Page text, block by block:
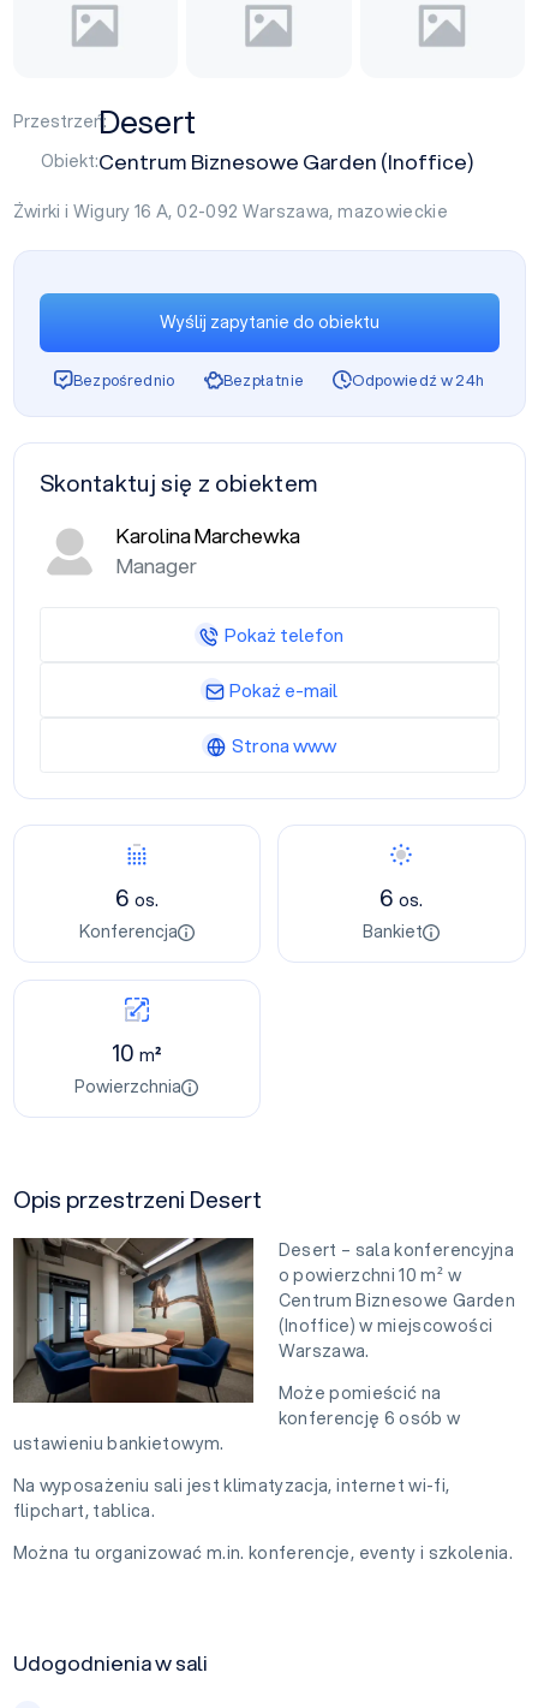
Przestrzeń:Desert
Obiekt:Centrum Biznesowe Garden (Inoffice)
Żwirki i Wigury 16 A, 02-092 Warszawa,mazowieckie
6 os.
Konferencja
6os.
Bankiet
10m²
Powierzchnia
Opis przestrzeni Desert
Desert – sala konferencyjna
o powierzchni 10 m² w
Centrum Biznesowe Garden
(Inoffice) w miejscowości
Warszawa.
Może pomieścić na
konferencję 6 osób w
ustawieniu bankietowym.
Na wyposażeniu sali jest klimatyzacja, internet wi-fi,
flipchart, tablica.
Można tu organizować m.in. konferencje, eventy i szkolenia.
Udogodnienia w sali
Wyślij zapytanie do obiektu
Bezpośrednio Bezpłatnie Odpowiedź w 24h
Skontaktuj się z obiektem
Karolina Marchewka
Manager
Pokaż telefon
Pokaż e-mail
Strona www